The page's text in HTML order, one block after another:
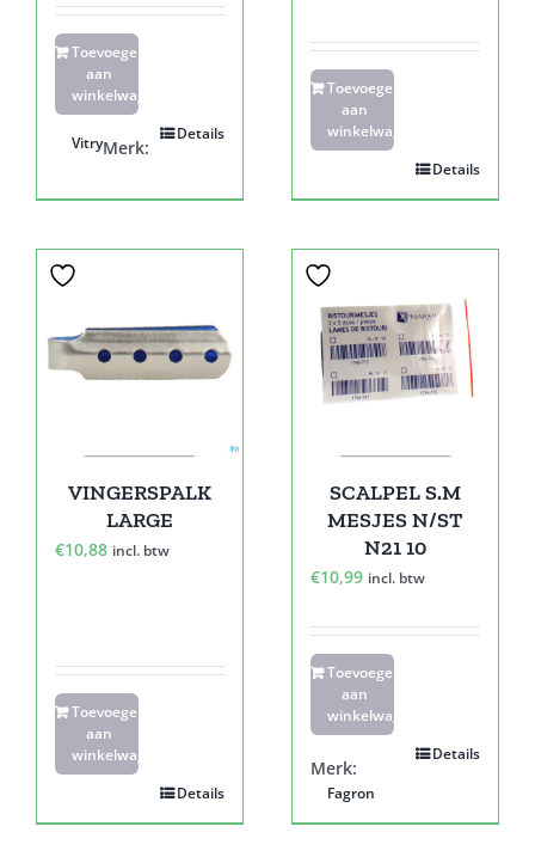
Toevoegen
aan
winkelwagen
Details
Merk:
Vitry
Toevoegen
aan
winkelwagen
Details
VINGERSPALK
LARGE
€10,88 incl. btw
Toevoegen
aan
winkelwagen
Details
SCALPEL S.M
MESJES N/ST
N21 10
€10,99 incl. btw
Toevoegen
aan
winkelwagen
Details
Merk:
Fagron